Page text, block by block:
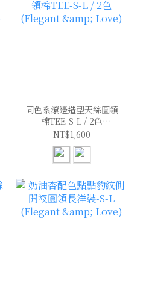
同色系滾邊造型天絲圓領
棉TEE-S-L / 2色
(Elegant & Love)
NT$1,600